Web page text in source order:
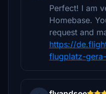
Perfect! I am
Homebase.
request and
https://
flugplatz-